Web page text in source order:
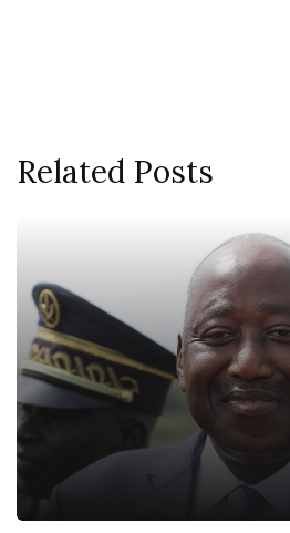
Related Posts